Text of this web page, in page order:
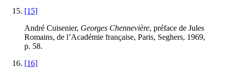
[15]
André Cuisenier, Georges Chennevière, préface de Jules
Romains, de l’Académie française, Paris, Seghers, 1969,
p. 58.
[16]